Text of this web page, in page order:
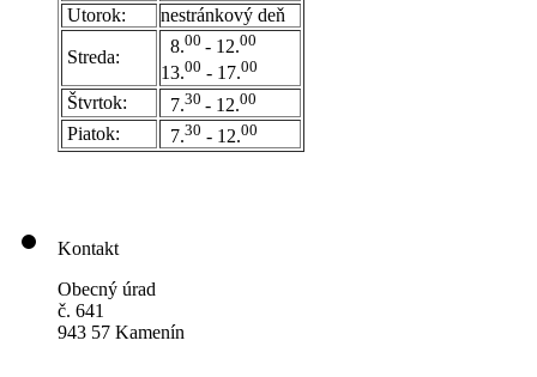
Utorok: nestránkový deň
Streda:
8.00 - 12.00
13.00 - 17.00
Štvrtok: 7.30 - 12.00
Piatok: 7.30 - 12.00
Kontakt
Obecný úrad
č. 641
943 57 Kamenín